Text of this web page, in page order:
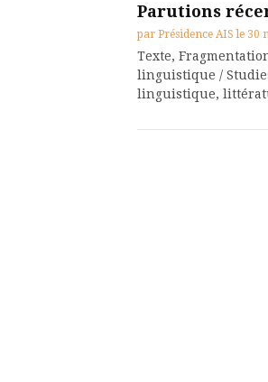
Parutions
par Présidence AIS le 30
Texte,
linguistique /
linguistique,